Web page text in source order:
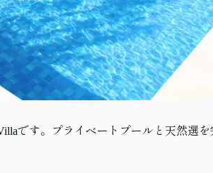
です。プライベートプールと天然選を